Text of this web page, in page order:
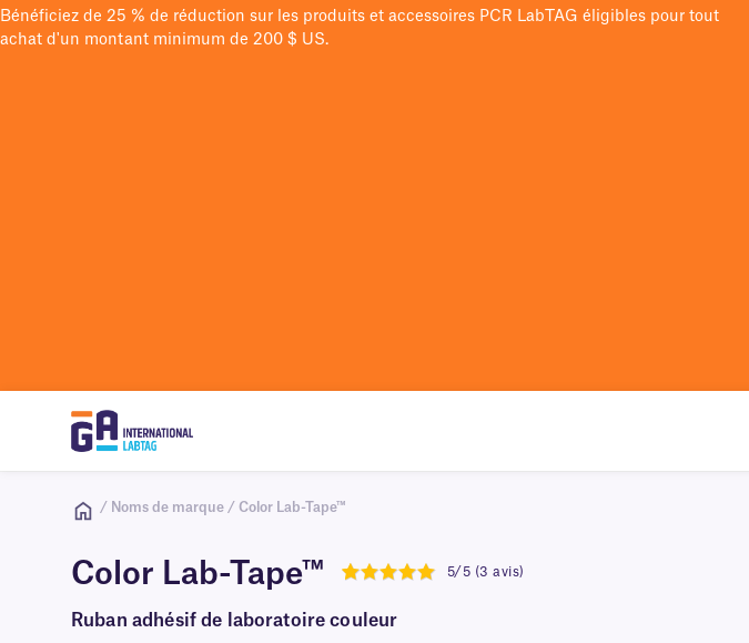
Bénéficiez de 25 % de réduction sur les produits et accessoires PCR LabTAG éligibles pour tout
achat d'un montant minimum de 200 $ US.
/ Noms de marque / Color Lab-Tape™
Color Lab-Tape™ 5/5 (3 avis)
Ruban adhésif de laboratoire couleur